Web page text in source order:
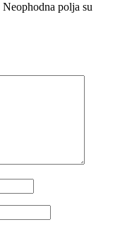
Neophodna polja su